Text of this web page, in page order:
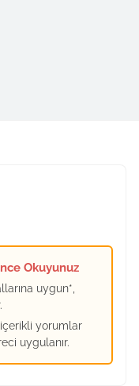
Okuyunuz
uygun*,
yorumlar
uygulanır.